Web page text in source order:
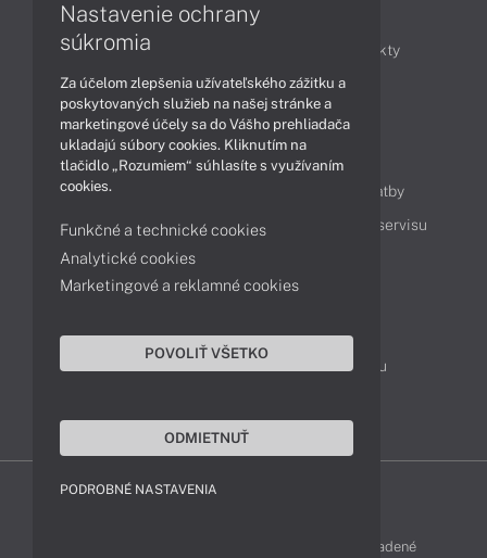
Články
Obchodné informácie
Produkty
Technológie
Videá
Obsah
Ako nakupovať
Možnosti doručenia a platby
Podpora a servis
Servisné služby Cenník servisu
Kontakty
043 4224 771
Obchodné oddelenie
Reklamácia tovaru
LENOVO-SHOP © 2013 - 2026 Všetky práva vyhradené
Nastavenie ochrany
súkromia
Za účelom zlepšenia užívateľského zážitku a
poskytovaných služieb na našej stránke a
marketingové účely sa do Vášho prehliadača
ukladajú súbory cookies. Kliknutím na
tlačidlo „Rozumiem“ súhlasíte s využívaním
cookies.
Funkčné a technické cookies
Analytické cookies
Marketingové a reklamné cookies
POVOLIŤ VŠETKO
ODMIETNUŤ
PODROBNÉ NASTAVENIA